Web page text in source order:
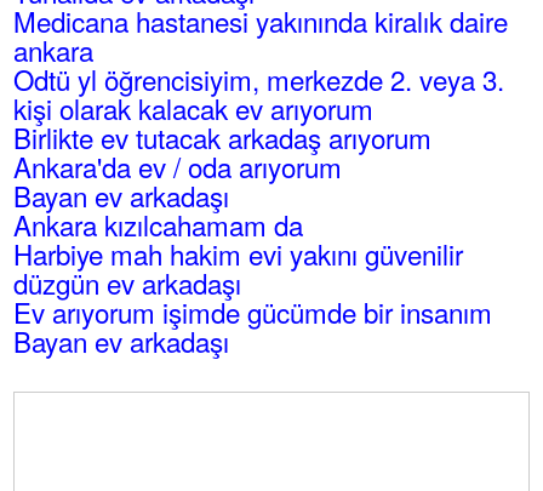
Medicana hastanesi yakınında kiralık daire
ankara
Odtü yl öğrencisiyim, merkezde 2. veya 3.
kişi olarak kalacak ev arıyorum
Birlikte ev tutacak arkadaş arıyorum
Ankara'da ev / oda arıyorum
Bayan ev arkadaşı
Ankara kızılcahamam da
Harbiye mah hakim evi yakını güvenilir
düzgün ev arkadaşı
Ev arıyorum işimde gücümde bir insanım
Bayan ev arkadaşı